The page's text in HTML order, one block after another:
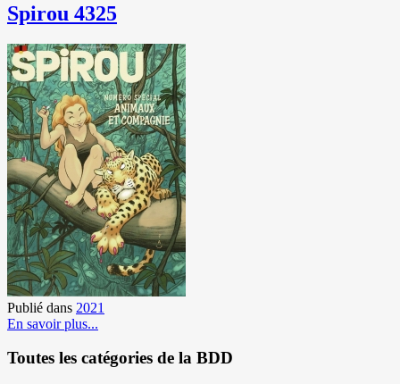
Spirou 4325
Publié dans 2021
En savoir plus...
Toutes les catégories de la BDD